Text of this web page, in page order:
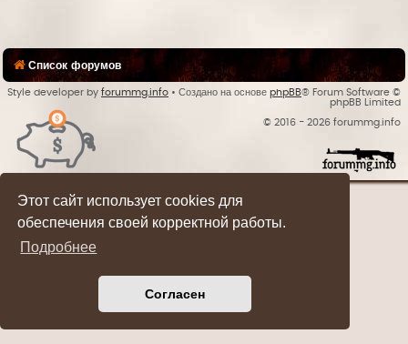
Этот сайт использует cookies для
обеспечения своей корректной работы.
Подробнее
Согласен
Список форумов
Style developer by forummg.info • Создано на основе phpBB® Forum Software ©
phpBB Limited
© 2016 - 2026 forummg.info